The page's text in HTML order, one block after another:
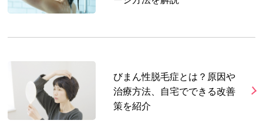
びまん性脱毛症とは？原因や
治療方法、自宅でできる改善
策を紹介